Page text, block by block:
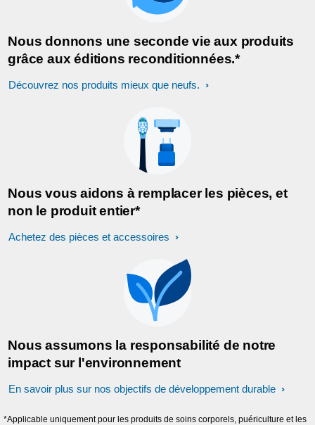
Nous donnons une seconde vie aux produits
grâce aux éditions reconditionnées.*
Découvrez nos produits mieux que neufs.
Nous vous aidons à remplacer les pièces, et
non le produit entier*
Achetez des pièces et accessoires
Nous assumons la responsabilité de notre
impact sur l'environnement
En savoir plus sur nos objectifs de développement durable
*Applicable uniquement pour les produits de soins corporels, puériculture et les